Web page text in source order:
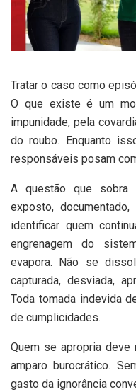
Tratar o caso como
O que existe é um
impunidade, pela
do roubo. Enquanto
responsáveis posam
A questão que sobra
exposto,
identificar quem
engrenagem do
evapora. Não se
capturada, desviada,
Toda tomada indevida
de cumplicidades.
Quem se apropria deve
amparo burocrático.
gasto da ignorância